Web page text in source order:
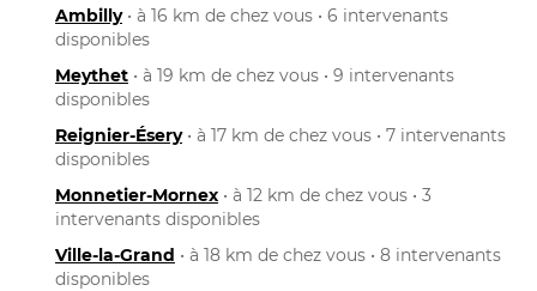
Ambilly• à 16 km de chez vous • 6 intervenants
disponibles
Meythet • à 19 km de chez vous • 9 intervenants
disponibles
Reignier-Ésery• à 17 km de chez vous • 7 intervenants
disponibles
Monnetier-Mornex • à 12 km de chez vous • 3
intervenants disponibles
Ville-la-Grand • à 18 km de chez vous • 8 intervenants
disponibles